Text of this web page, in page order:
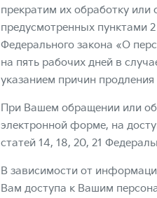
прекратим их обработку или
предусмотренных пунктами 2
Федерального закона «О
на пять рабочих дней в
указанием причин
При Вашем обращении или
электронной форме, на
статей 14, 18, 20, 21
В зависимости от
Вам доступа к Вашим